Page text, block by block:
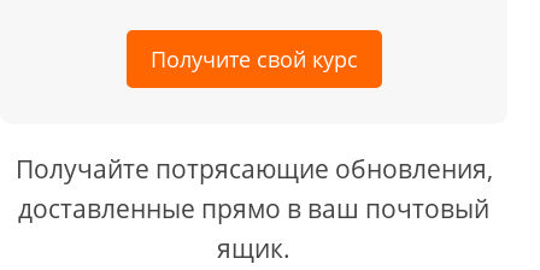
Получите свой курс
Получайте потрясающие обновления,
доставленные прямо в ваш почтовый
ящик.